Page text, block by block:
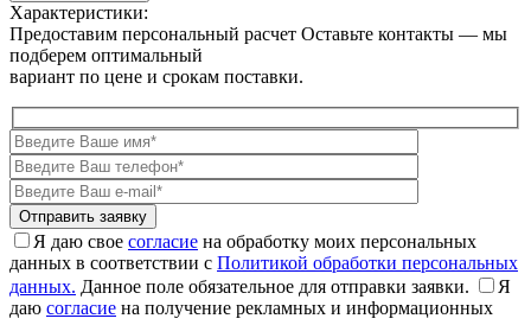
Характеристики:
Предоставим персональный расчет Оставьте контакты — мы
подберем оптимальный
вариант по цене и срокам поставки.
Я даю свое согласие на обработку моих персональных
данных в соответствии с Политикой обработки персональных
данных. Данное поле обязательное для отправки заявки.
Я
даю согласие на получение рекламных и информационных